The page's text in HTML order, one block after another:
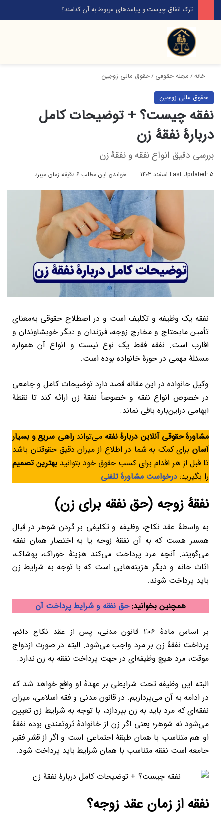
ترک انفاق چیست و پیامدهای مربوط به آن کدامند؟
خانه/مجله حقوقی/حقوق مالی زوجین
حقوق مالی زوجین
نفقه چیست؟ + توضیحات کامل
دربارۀ نفقۀ زن
بررسی دقیق انواع نفقه و نفقۀ زن
Last Updated: 5 اسفند 1403 خواندن این مطلب ۶ دقیقه زمان میبرد
نفقه یک وظیفه و تکلیف است و در اصطلاح حقوقی به‌معنای
تأمین مایحتاج و مخارج زوجه، فرزندان و دیگر خویشاوندان و
اقارب است. نفقه فقط یک نوع نیست و انواع آن همواره
مسئلۀ مهمی در حوزۀ خانواده بوده است.
وکیل خانواده در این مقاله قصد دارد توضیحات کامل و جامعی
در خصوص انواع نفقه و خصوصاً نفقۀ زن ارائه کند تا نقطۀ
ابهامی دراین‌باره باقی نماند.
مشاورۀ حقوقی آنلاین دربارۀ نفقه می‌تواندراهی سریع و بسیار
آسان برای کمک به شما در اطلاع از میزان دقیق حقوقتان باشد
تا قبل از هر اقدام برای کسب حقوق خود بتوانید بهترین تصمیم
را بگیرید: درخواست مشاورۀ تلفنی
نفقۀ زوجه (حق نفقه برای زن)
به واسطۀ عقد نکاح، وظیفه و تکلیفی بر گردن شوهر در قبال
همسر هست که به آن نفقۀ زوجه یا به اختصار همان نفقه
می‌گویند. آنچه مرد پرداخت می‌کند هزینۀ خوراک، پوشاک،
اثاث خانه و دیگر هزینه‌هایی است که با توجه به شرایط زن
باید پرداخت شوند.
همچنین بخوانید:حق نفقه و شرایط پرداخت آن
بر اساس مادۀ ۱۱۰۶ قانون مدنی، پس از عقد نکاح دائم،
پرداخت نفقۀ زن بر مرد واجب می‌شود. البته در صورت ازدواج
موقت، مرد هیچ وظیفه‌ای در جهت پرداخت نفقه به زن ندارد.
البته این وظیفه تحت شرایطی بر عهدۀ او واقع خواهد شد که
در ادامه به آن می‌پردازیم. در قانون مدنی و فقه اسلامی، میزان
نفقه‌ای که مرد باید به زن بپردازد، با توجه به شرایط زن تعیین
می‌شود نه شوهر؛ یعنی اگر زن از خانوادۀ ثروتمندی بوده نفقۀ
او هم متناسب با همان طبقۀ اجتماعی است و اگر از قشر فقیر
جامعه است نفقه متناسب با همان شرایط باید پرداخت شود.
نفقه از زمان عقد زوجه؟